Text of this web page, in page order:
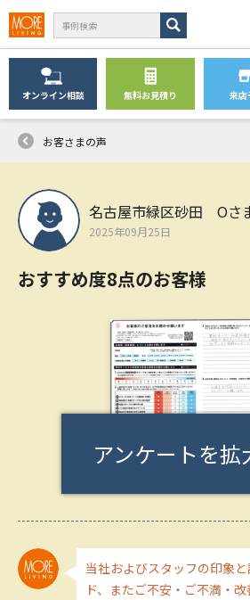
オンライン相談 無料お見積り 来店
お客さまの声
名古屋市緑区砂田 Oさ
2025年09月25日
おすすめ度8点のお客様
アンケートを拡
当社およびスタッフの印象
ド、またご不安・ご不満・